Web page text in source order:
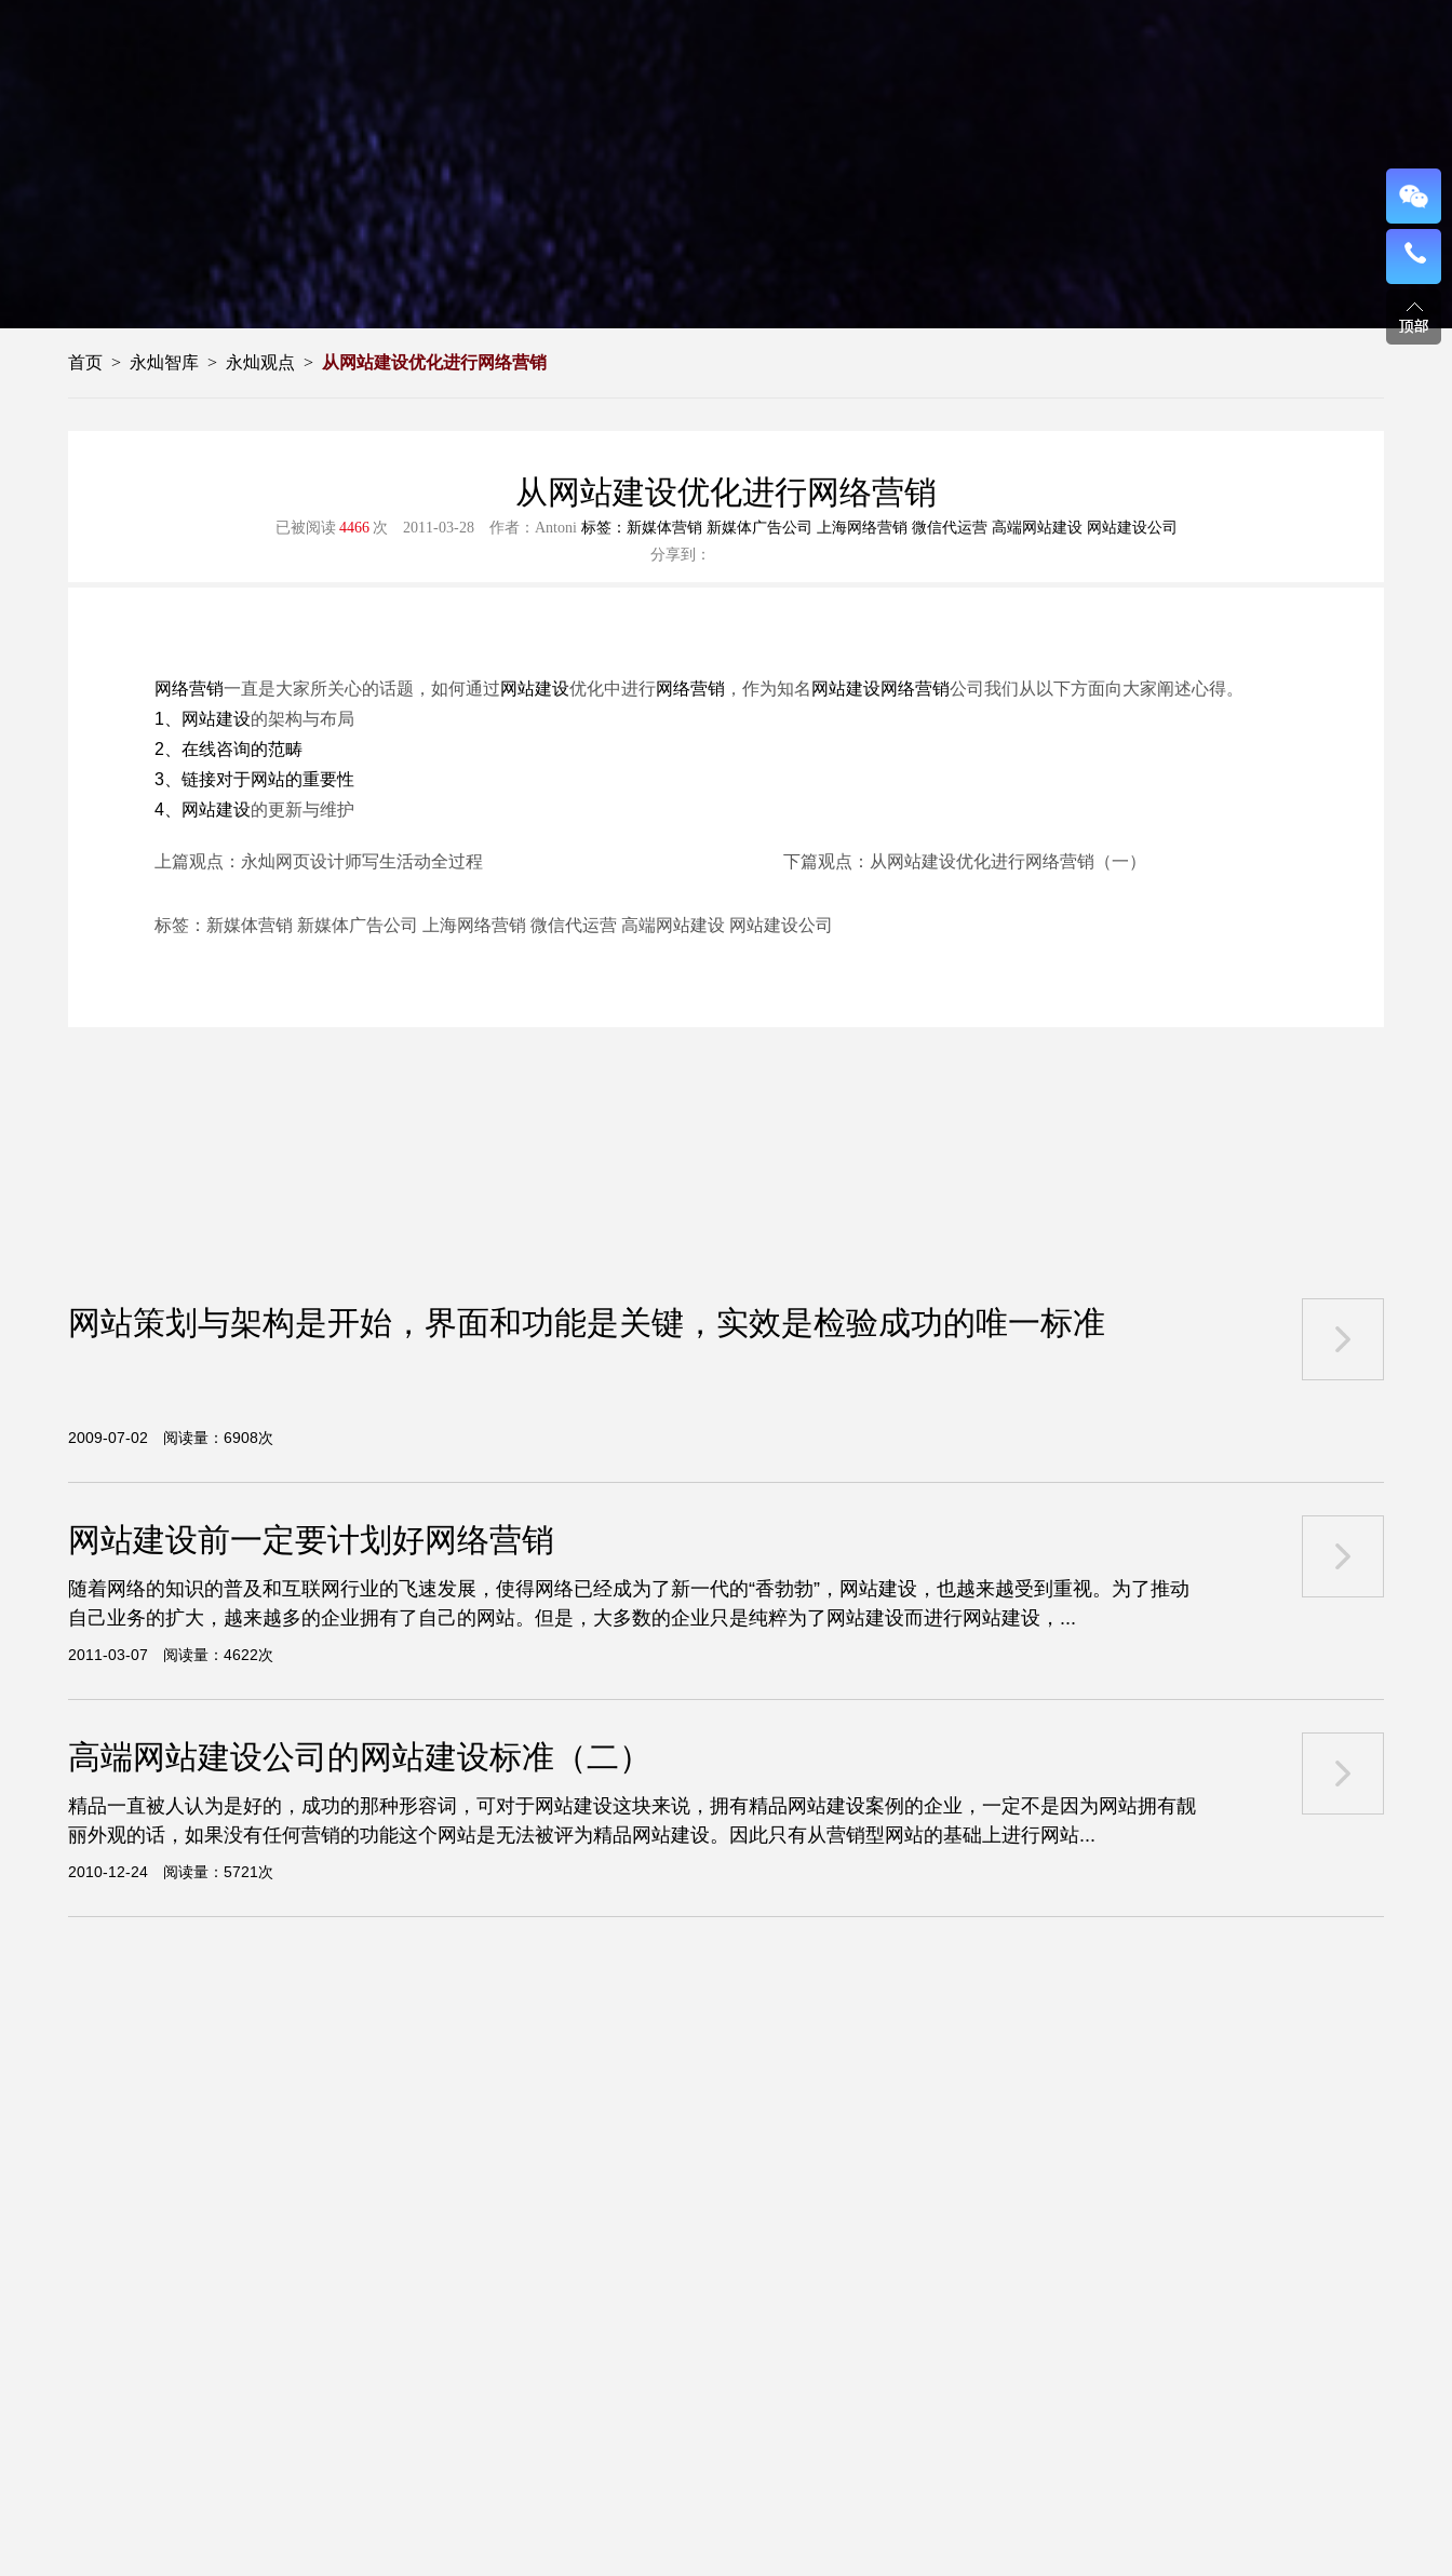
永灿网页设计师写生活动全过程
首页 > 永灿智库 > 永灿观点 > 从网站建设优化进行网络营销
从网站建设优化进行网络营销
已被阅读 4466 次 2011-03-28 作者：Antoni 标签：新媒体营销 新媒体广告公司 上海网络营销 微信代运营 高端网站建设 网站建设公司
分享到：
网络营销一直是大家所关心的话题，如何通过网站建设优化中进行网络营销 ，作为知名 网站建设网络营销公司我们从以下方面向大家阐述心得。
1、
网站建设的架构与布局
2、在线咨询的范畴
3、链接对于网站的重要性
4、
网站建设的更新与维护
上篇观点： 永灿网页设计师写生活动全过程 下篇观点： 从网站建设优化进行网络营销（一）
标签：新媒体营销 新媒体广告公司 上海网络营销 微信代运营 高端网站建设 网站建设公司
网站策划与架构是开始，界面和功能是关键，实效是检验成功的唯一标准
2009-07-02 阅读量：6908次
网站建设前一定要计划好网络营销
随着网络的知识的普及和互联网行业的飞速发展，使得网络已经成为了新一代的“香勃勃”，网站建设，也越来越受到重视。为了推动
自己业务的扩大，越来越多的企业拥有了自己的网站。但是，大多数的企业只是纯粹为了网站建设而进行网站建设，...
2011-03-07 阅读量：4622次
高端网站建设公司的网站建设标准（二）
精品一直被人认为是好的，成功的那种形容词，可对于网站建设这块来说，拥有精品网站建设案例的企业，一定不是因为网站拥有靓
丽外观的话，如果没有任何营销的功能这个网站是无法被评为精品网站建设。因此只有从营销型网站的基础上进行网站...
2010-12-24 阅读量：5721次